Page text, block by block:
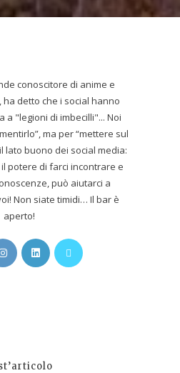
conoscitore di anime e
ha detto che i social hanno
a "legioni di imbecilli"... Noi
ma per “mettere sul
lato buono dei social media:
potere di farci incontrare e
può aiutarci a
Non siate timidi… Il bar è
aperto!